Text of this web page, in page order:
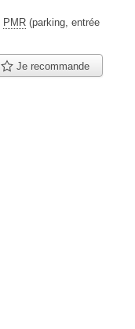
PMR (parking, entrée
Je recommande